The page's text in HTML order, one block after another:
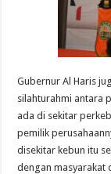
Gubernur Al Haris
silahturahmi antara
ada di sekitar
pemilik
disekitar kebun itu
dengan masyarakat